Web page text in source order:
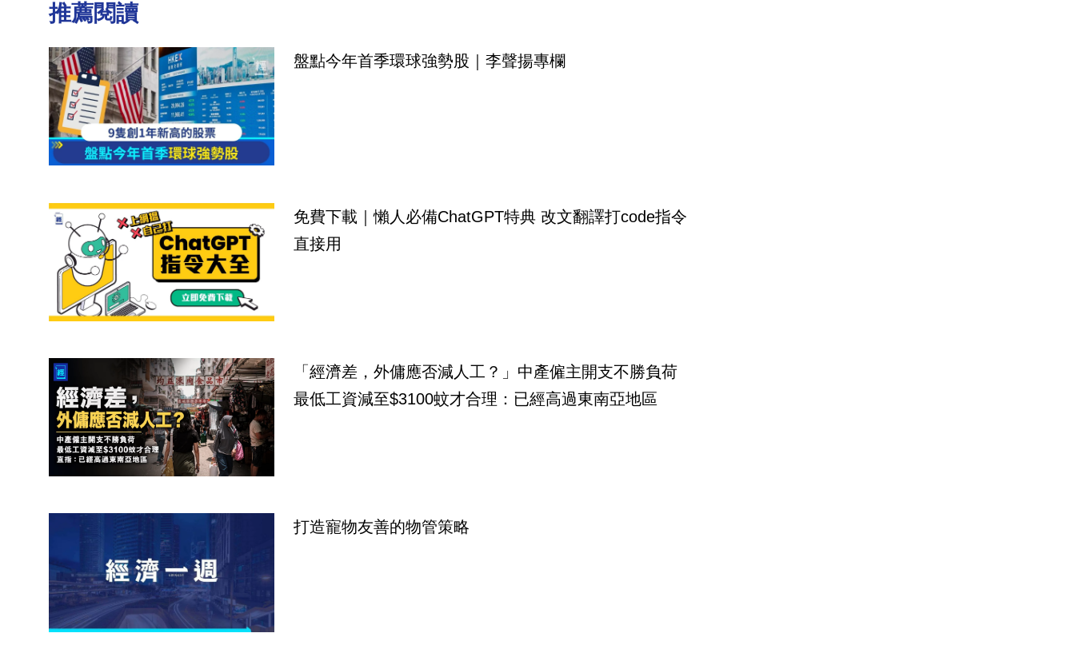
推薦閱讀
盤點今年首季環球強勢股｜李聲揚專欄
免費下載｜懶人必備ChatGPT特典 改文翻譯打code指令
直接用
「經濟差，外傭應否減人工？」中產僱主開支不勝負荷
最低工資減至$3100蚊才合理：已經高過東南亞地區
打造寵物友善的物管策略